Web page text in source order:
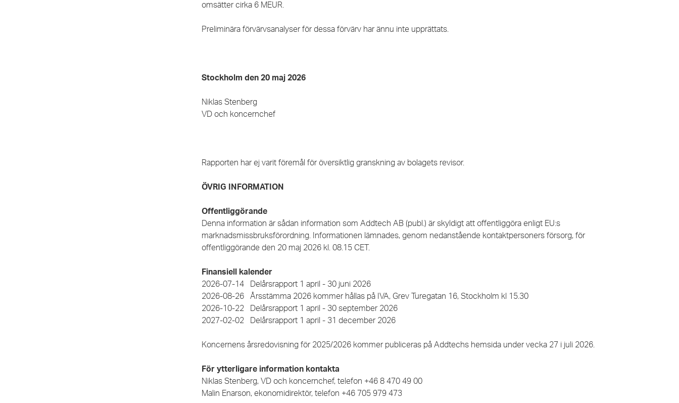
omsätter cirka 6 MEUR.
Preliminära förvärvsanalyser för dessa förvärv har ännu inte upprättats.
Stockholm den 20 maj 2026
Niklas Stenberg
VD och koncernchef
Rapporten har ej varit föremål för översiktlig granskning av bolagets revisor.
ÖVRIG INFORMATION
Offentliggörande
Denna information är sådan information som Addtech AB (publ.) är skyldigt att offentliggöra enligt EU:s
marknadsmissbruksförordning. Informationen lämnades, genom nedanstående kontaktpersoners försorg, för
offentliggörande den 20 maj 2026 kl. 08.15 CET.
Finansiell kalender
2026-07-14 Delårsrapport 1 april - 30 juni 2026
2026-08-26 Årsstämma 2026 kommer hållas på IVA, Grev Turegatan 16, Stockholm kl 15.30
2026-10-22 Delårsrapport 1 april - 30 september 2026
2027-02-02 Delårsrapport 1 april - 31 december 2026
Koncernens årsredovisning för 2025/2026 kommer publiceras på Addtechs hemsida under vecka 27 i juli 2026.
För ytterligare information kontakta
Niklas Stenberg, VD och koncernchef, telefon +46 8 470 49 00
Malin Enarson, ekonomidirektör, telefon +46 705 979 473